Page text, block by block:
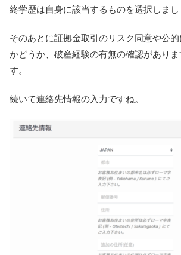
終学歴は自身に該当するものを選択しまし
そのあとに証拠金取引のリスク同意や公
かどうか、破産経験の有無の確認があり
す。
続いて連絡先情報の入力ですね。